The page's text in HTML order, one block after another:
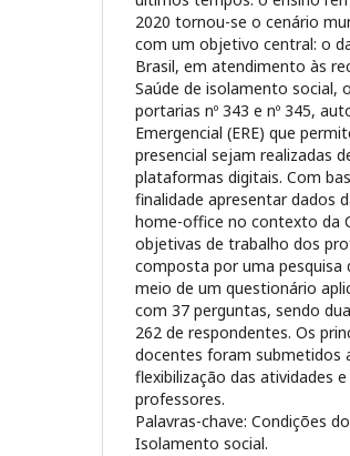
2020 tornou-se o cenário
com um objetivo central: o
Brasil, em atendimento às
Saúde de isolamento social,
portarias nº 343 e nº 345,
Emergencial (ERE) que
presencial sejam realizadas
plataformas digitais. Com
finalidade apresentar dados
home-office no contexto da
objetivas de trabalho dos
composta por uma pesquisa
meio de um questionário
com 37 perguntas, sendo
262 de respondentes. Os
docentes foram submetidos
flexibilização das atividades
professores.
Palavras-chave: Condições
Isolamento social.